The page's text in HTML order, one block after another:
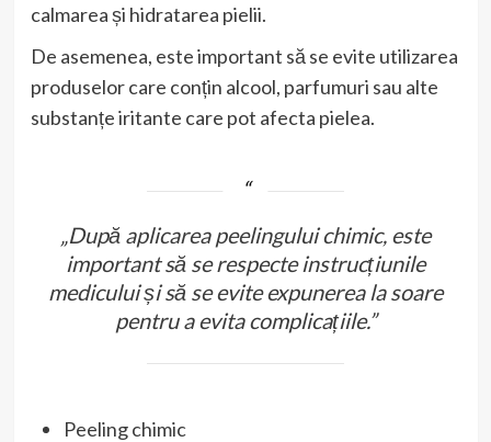
calmarea și hidratarea pielii.
De asemenea, este important să se evite utilizarea
produselor care conțin alcool, parfumuri sau alte
substanțe iritante care pot afecta pielea.
„După aplicarea peelingului chimic, este
important să se respecte instrucțiunile
medicului și să se evite expunerea la soare
pentru a evita complicațiile.”
Peeling chimic